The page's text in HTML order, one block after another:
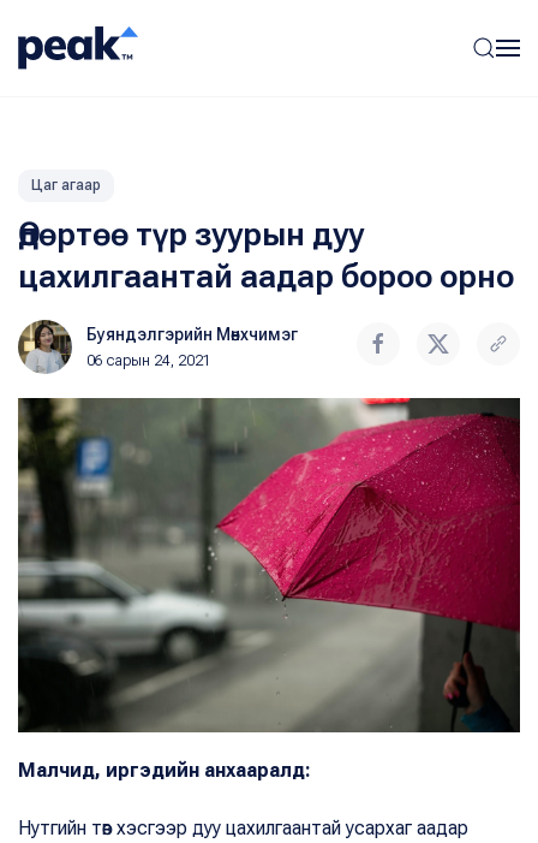
Цаг агаар
Өдөртөө түр зуурын дуу
цахилгаантай аадар бороо орно
Буяндэлгэрийн Мөнхчимэг
06 сарын 24, 2021
Малчид, иргэдийн анхааралд:
Нутгийн төв хэсгээр дуу цахилгаантай усархаг аадар